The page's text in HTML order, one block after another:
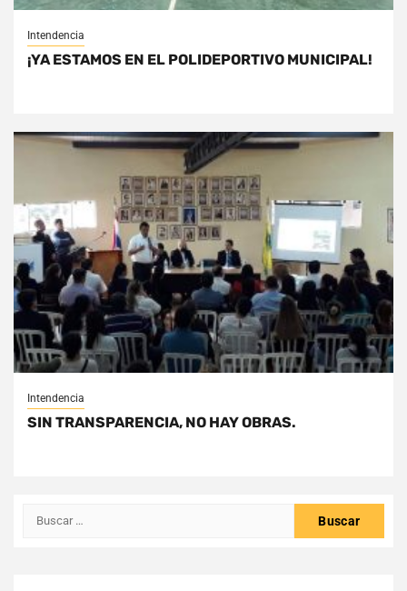
Intendencia
¡YA ESTAMOS EN EL POLIDEPORTIVO MUNICIPAL!
Intendencia
SIN TRANSPARENCIA, NO HAY OBRAS.
Buscar: